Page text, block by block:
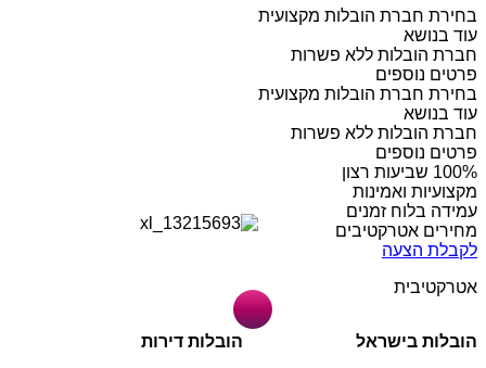
בחירת חברת הובלות מקצועית
עוד בנושא
חברת הובלות ללא פשרות
פרטים נוספים
בחירת חברת הובלות מקצועית
עוד בנושא
חברת הובלות ללא פשרות
פרטים נוספים
מקצועיות ואמינות
עמידה בלוח זמנים
מחירים אטרקטיבים
לקבלת הצעה
אטרקטיבית
הובלות בישראל
הובלות דירות